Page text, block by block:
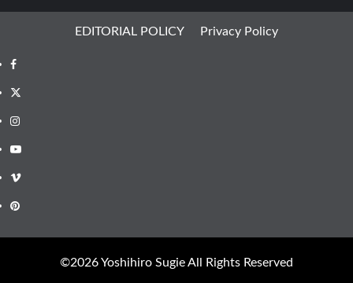
EDITORIAL POLICY Privacy Policy
Facebook
X
Instagram
Youtube
Vimeo
Pinterest
©︎2026 Yoshihiro Sugie All Rights Reserved